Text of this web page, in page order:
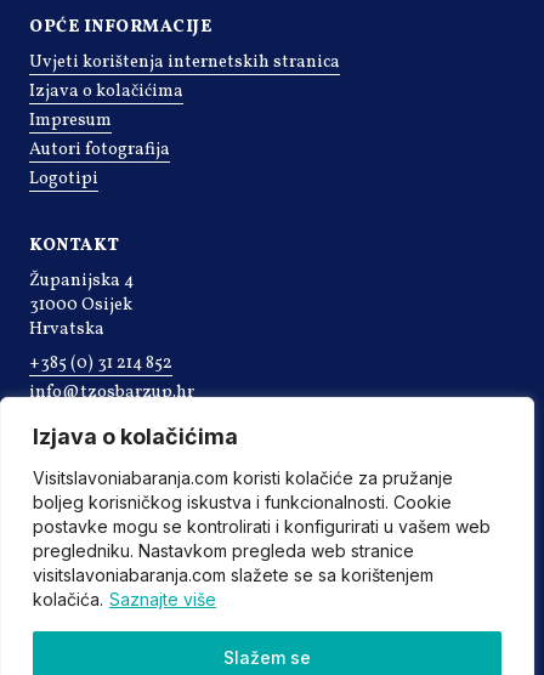
Izjava o kolačićima
Visitslavoniabaranja.com koristi kolačiće za pružanje
boljeg korisničkog iskustva i funkcionalnosti. Cookie
postavke mogu se kontrolirati i konfigurirati u vašem web
pregledniku. Nastavkom pregleda web stranice
visitslavoniabaranja.com slažete se sa korištenjem
kolačića. Saznajte više
Slažem se
OPĆE INFORMACIJE
Uvjeti korištenja internetskih stranica
Izjava o kolačićima
Impresum
Autori fotografija
Logotipi
KONTAKT
Županijska 4
31000 Osijek
Hrvatska
+385 (0) 31 214 852
info@tzosbarzup.hr
©2022 Turistička zajednica Osječko-baranjske županije